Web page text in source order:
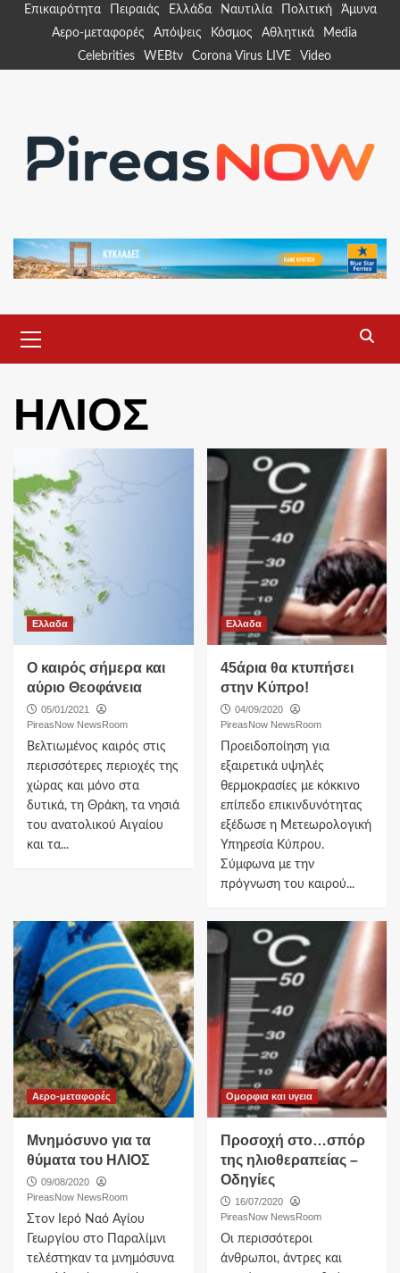
Επικαιρότητα Πειραιάς Ελλάδα Ναυτιλία Πολιτική
Άμυνα
Αερο-μεταφορές
Απόψεις Κόσμος Αθλητικά
Media
Celebrities
WEBtv Corona Virus LIVE Video
Menu
ΗΛΙΟΣ
Ελλαδα
Ο καιρός σήμερα και
αύριο Θεοφάνεια
05/01/2021
PireasNow NewsRoom
Βελτιωμένος καιρός στις
περισσότερες περιοχές της
χώρας και μόνο στα
δυτικά, τη Θράκη, τα νησιά
του ανατολικού Αιγαίου
και τα...
Ελλαδα
45άρια θα κτυπήσει
στην Κύπρο!
04/09/2020
PireasNow NewsRoom
Προειδοποίηση για
εξαιρετικά υψηλές
θερμοκρασίες με κόκκινο
επίπεδο επικινδυνότητας
εξέδωσε η Μετεωρολογική
Υπηρεσία Κύπρου.
Σύμφωνα με την
πρόγνωση του καιρού...
Αερο-μεταφορές
Μνημόσυνο για τα
θύματα του ΗΛΙΟΣ
09/08/2020
PireasNow NewsRoom
Στον Ιερό Ναό Αγίου
Γεωργίου στο Παραλίμνι
τελέστηκαν τα μνημόσυνα
Ομορφια και υγεια
Προσοχή στο…σπόρ
της ηλιοθεραπείας –
Οδηγίες
16/07/2020
PireasNow NewsRoom
Οι περισσότεροι
άνθρωποι, άντρες και